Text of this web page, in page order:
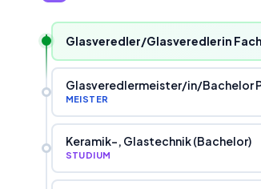
Glasveredler/Glasveredlerin
Glasveredlermeister/in/Bachelor
MEISTER
Keramik-, Glastechnik (Bachelor)
STUDIUM